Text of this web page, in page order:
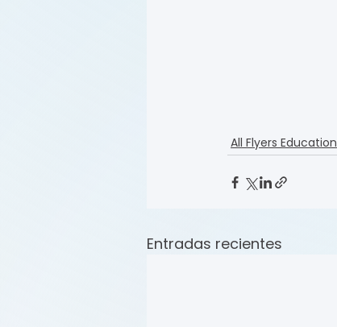
All Flyers Education
Entradas recientes